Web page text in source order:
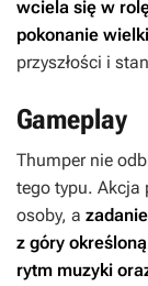
wciela się w
pokonanie
przyszłości i
Gameplay
Thumpernie
tego typu. Akcja
osoby, a
z góry
rytm muzyki